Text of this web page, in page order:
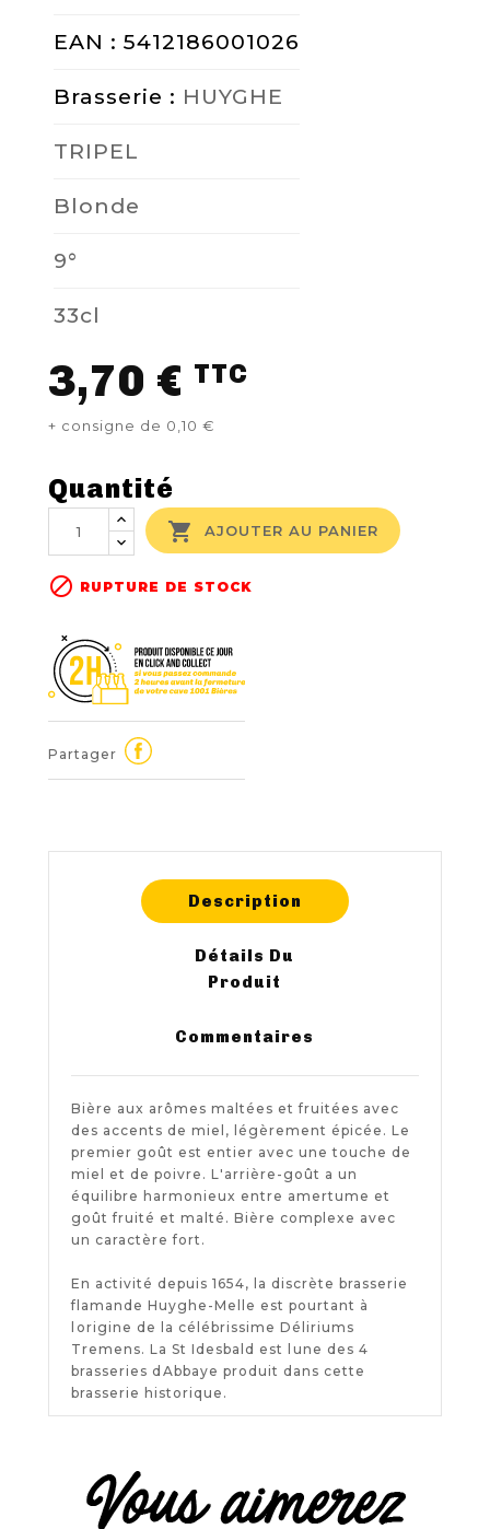
NOUS CONTACTER
EAN : 5412186001026
Brasserie : HUYGHE
TRIPEL
Blonde
9°
33cl
3,70 € TTC
+ consigne de 0,10 €
Quantité
 AJOUTER AU PANIER
 RUPTURE DE STOCK
Partager
Description
Détails Du
Produit
Commentaires
Bière aux arômes maltées et fruitées avec
des accents de miel, légèrement épicée. Le
premier goût est entier avec une touche de
miel et de poivre. L'arrière-goût a un
équilibre harmonieux entre amertume et
goût fruité et malté. Bière complexe avec
un caractère fort.
En activité depuis 1654, la discrète brasserie
flamande Huyghe-Melle est pourtant à
lorigine de la célébrissime Déliriums
Tremens. La St Idesbald est lune des 4
brasseries dAbbaye produit dans cette
brasserie historique.